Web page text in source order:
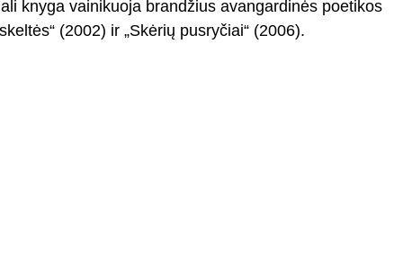
knyga vainikuoja brandžius avangardinės poetikos
(2002) ir „Skėrių pusryčiai“ (2006).